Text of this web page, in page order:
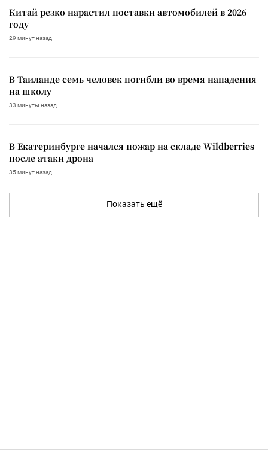
Китай резко нарастил поставки автомобилей в 2026
году
29 минут назад
В Таиланде семь человек погибли во время нападения
на школу
33 минуты назад
В Екатеринбурге начался пожар на складе Wildberries
после атаки дрона
35 минут назад
Показать ещё